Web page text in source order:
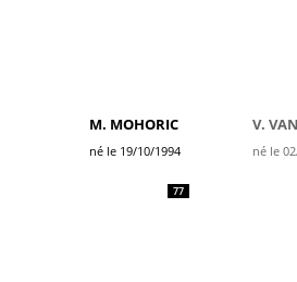
M. MOHORIC
né le 19/10/1994
V.
né le
77